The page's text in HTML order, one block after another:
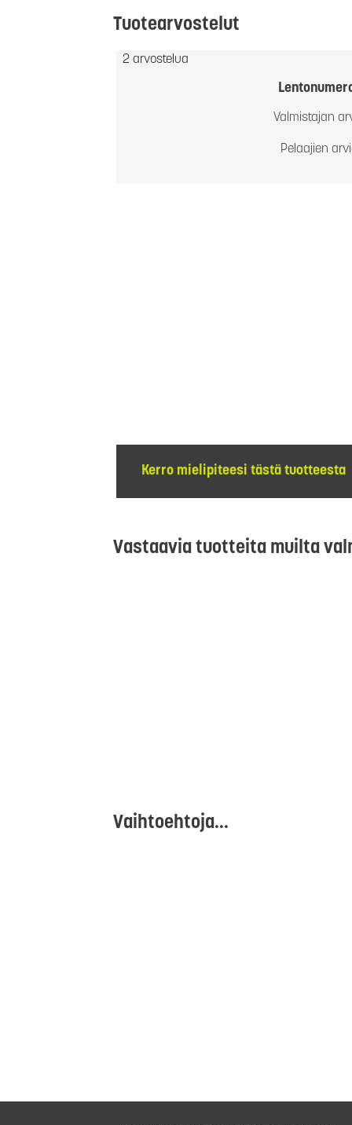
Tuotearvostelut
2 arvostelua
Valmistajan
Pelaajien
Kerro mielipiteesi tästä tuotteesta
Vastaavia tuotteita muilta
Vaihtoehtoja...